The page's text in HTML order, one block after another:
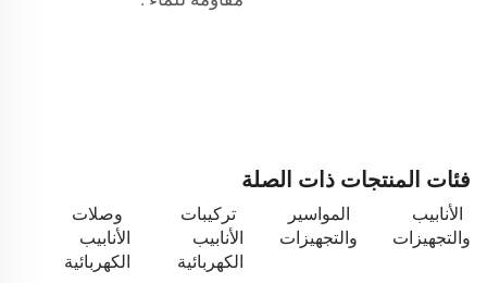
فئات المنتجات ذات الصلة
الأنابيب
والتجهيزات
المواسير
والتجهيزات
تركيبات
الأنابيب
الكهربائية
وصلات
الأنابيب
الكهربائية